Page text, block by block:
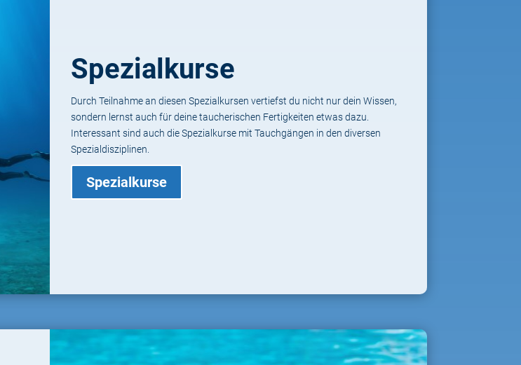
Spezialkurse
Durch Teilnahme an diesen Spezialkursen vertiefst du nicht nur dein Wissen,
sondern lernst auch für deine taucherischen Fertigkeiten etwas dazu.
Interessant sind auch die Spezialkurse mit Tauchgängen in den diversen
Spezialdisziplinen.
Spezialkurse